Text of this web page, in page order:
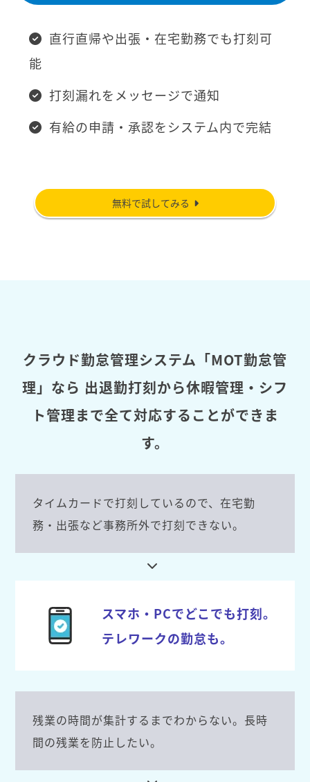
直行直帰や出張・在宅勤務でも打刻可
能
打刻漏れをメッセージで通知
有給の申請・承認をシステム内で完結
無料で試してみる
クラウド勤怠管理システム「MOT勤怠管
理」なら 出退勤打刻から休暇管理・シフ
ト管理まで全て対応することができま
す。
タイムカードで打刻しているので、在宅勤
務・出張など事務所外で打刻できない。
スマホ・PCでどこでも打刻。
テレワークの勤怠も。
残業の時間が集計するまでわからない。長時
間の残業を防止したい。